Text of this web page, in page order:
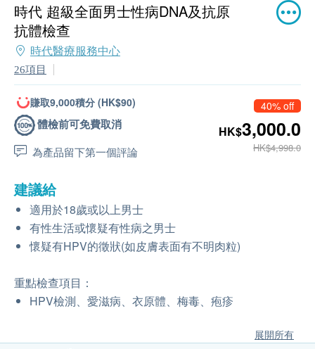
時代 超級全面男士性病DNA及抗原
抗體檢查
時代醫療服務中心
26項目
賺取9,000積分 (HK$90)
體檢前可免費取消
為產品留下第一個評論
40% off
HK$3,000.0
HK$4,998.0
建議給
適用於18歲或以上男士
有性生活或懷疑有性病之男士
懷疑有HPV的徵狀(如皮膚表面有不明肉粒)
重點檢查項目：
HPV檢測、愛滋病、衣原體、梅毒、疱疹
展開所有